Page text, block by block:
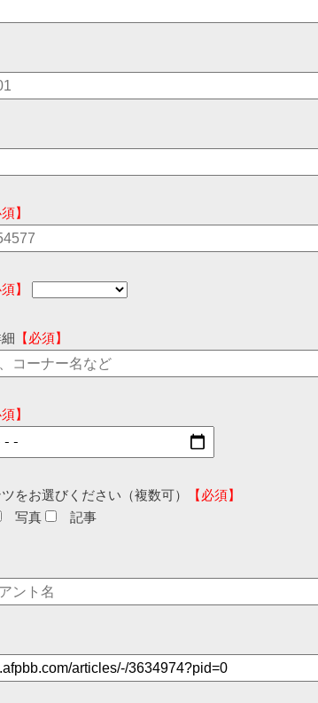
】
】
【必須】
】
をお選びください（複数可）
【必須】
写真 記事